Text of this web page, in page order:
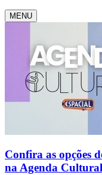
MENU
Confira as opções
na Agenda Cultural